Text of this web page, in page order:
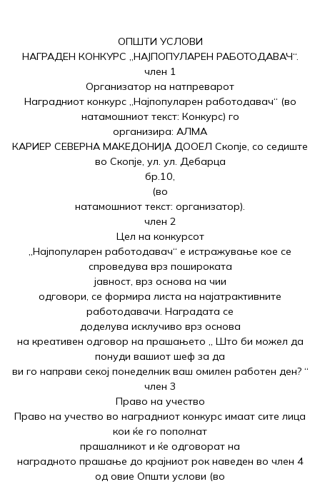
ОПШТИ УСЛОВИ
НАГРАДЕН КОНКУРС „НАЈПОПУЛАРЕН РАБОТОДАВАЧ“.
член 1
Организатор на натпреварот
Наградниот конкурс „Најпопуларен работодавач“ (во
натамошниот текст: Конкурс) го
организира: АЛМА
КАРИЕР СЕВЕРНА МАКЕДОНИЈА ДООЕЛ Скопје, со седиште
во Скопје, ул. ул. Дебарца
бр.10,
(во
натамошниот текст: организатор).
член 2
Цел на конкурсот
„Најпопуларен работодавач“ е истражување кое се
спроведува врз пошироката
јавност, врз основа на чии
одговори, се формира листа на најатрактивните
работодавачи. Наградата се
доделува исклучиво врз основа
на креативен одговор на прашањето „ Што би можел да
понуди вашиот шеф за да
ви го направи секој понеделник ваш омилен работен ден? “
член 3
Право на учество
Право на учество во наградниот конкурс имаат сите лица
кои ќе го пополнат
прашалникот и ќе одговорат на
наградното прашање до крајниот рок наведен во член 4
од овие Општи услови (во